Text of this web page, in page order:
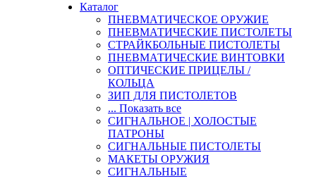
Каталог
ПНЕВМАТИЧЕСКОЕ ОРУЖИЕ
ПНЕВМАТИЧЕСКИЕ ПИСТОЛЕТЫ
СТРАЙКБОЛЬНЫЕ ПИСТОЛЕТЫ
ПНЕВМАТИЧЕСКИЕ ВИНТОВКИ
ОПТИЧЕСКИЕ ПРИЦЕЛЫ /
КОЛЬЦА
ЗИП ДЛЯ ПИСТОЛЕТОВ
... Показать все
СИГНАЛЬНОЕ | ХОЛОСТЫЕ
ПАТРОНЫ
СИГНАЛЬНЫЕ ПИСТОЛЕТЫ
МАКЕТЫ ОРУЖИЯ
СИГНАЛЬНЫЕ